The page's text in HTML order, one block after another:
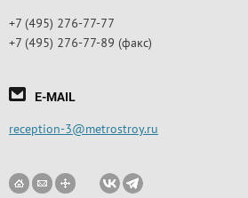
+7 (495) 276-77-77
+7 (495) 276-77-89 (факс)
E-MAIL
reception-3@metrostroy.ru